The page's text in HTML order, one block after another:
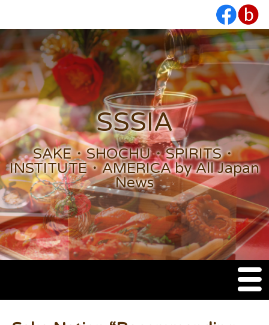
SSSIA
SAKE・SHOCHU・SPIRITS・
INSTITUTE・AMERICA by All Japan
News
M
e
n